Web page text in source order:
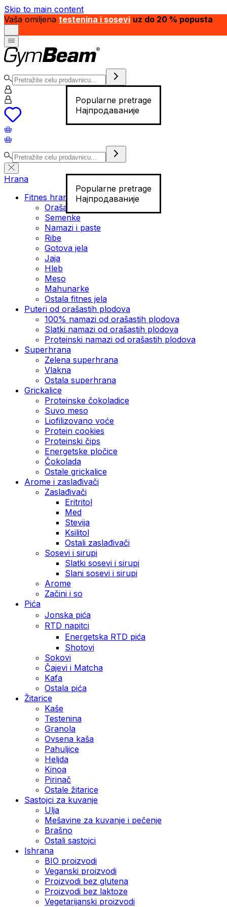
Skip to main content
Vaša omiljena testenina i sosevi uz do 20 % popusta
Popularne pretrage
Најпродаваније
Popularne pretrage
Најпродаваније
Hrana
Fitnes hrana
Orašasti plodovi
Semenke
Namazi i paste
Ribe
Gotova jela
Јаја
Hleb
Meso
Mahunarke
Ostala fitnes jela
Puteri od orašastih plodova
100% namazi od orašastih plodova
Slatki namazi od orašastih plodova
Proteinski namazi od orašastih plodova
Superhrana
Zelena superhrana
Vlakna
Ostala superhrana
Grickalice
Proteinske čokoladice
Suvo meso
Liofilizovano voće
Protein cookies
Proteinski čips
Energetske pločice
Čokolada
Ostale grickalice
Arome i zaslađivači
Zaslađivači
Eritritol
Med
Stevija
Ksilitol
Ostali zaslađivači
Sosevi i sirupi
Slatki sosevi i sirupi
Slani sosevi i sirupi
Arome
Začini i so
Pića
Jonska pića
RTD napitci
Energetska RTD pića
Shotovi
Sokovi
Čajevi i Matcha
Kafa
Ostala pića
Žitarice
Kaše
Testenina
Granola
Ovsena kaša
Pahuljice
Heljda
Kinoa
Pirinač
Ostale žitarice
Sastojci za kuvanje
Ulja
Mešavine za kuvanje i pečenje
Brašno
Ostali sastojci
Ishrana
BIO proizvodi
Veganski proizvodi
Proizvodi bez glutena
Proizvodi bez laktoze
Vegetarijanski proizvodi